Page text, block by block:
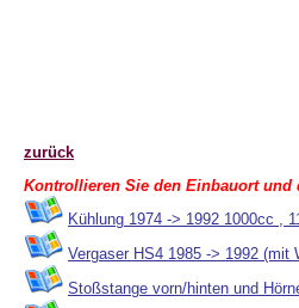
zurück
Kontrollieren Sie den Einbauort und
Kühlung 1974 -> 1992 1000cc ,
Vergaser HS4 1985 -> 1992 (mit
Stoßstange vorn/hinten und